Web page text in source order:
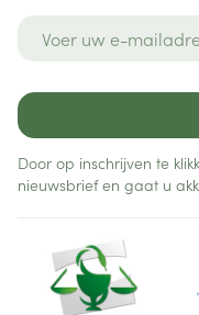
Door op inschrijven te
nieuwsbrief en gaat u